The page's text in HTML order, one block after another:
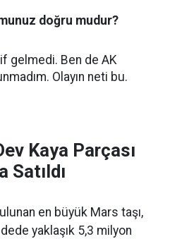
doğru mudur?
gelmedi. Ben de AK
Olayın neti bu.
Kaya Parçası
Satıldı
en büyük Mars taşı,
yaklaşık 5,3 milyon